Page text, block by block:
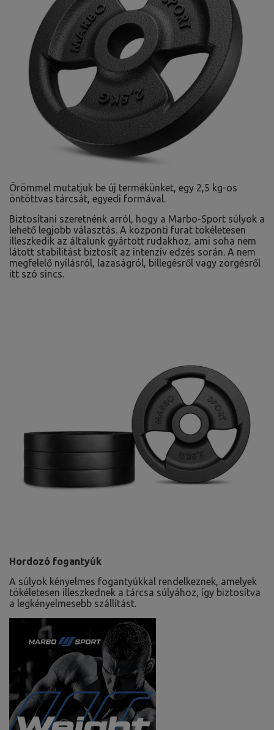
Örömmel mutatjuk be új termékünket, egy 2,5 kg-os
öntöttvas tárcsát, egyedi formával.
Biztosítani szeretnénk arról, hogy a Marbo-Sport súlyok a
lehető legjobb választás. A központi furat tökéletesen
illeszkedik az általunk gyártott rudakhoz, ami soha nem
látott stabilitást biztosít az intenzív edzés során. A nem
megfelelő nyílásról, lazaságról, billegésről vagy zörgésről
itt szó sincs.
Hordozó fogantyúk
A súlyok kényelmes fogantyúkkal rendelkeznek, amelyek
tökéletesen illeszkednek a tárcsa súlyához, így biztosítva
a legkényelmesebb szállítást.